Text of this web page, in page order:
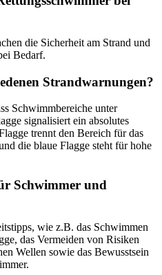
die Sicherheit am Strand und
Bedarf.
Strandwarnungen?
Schwimmbereiche unter
signalisiert ein absolutes
trennt den Bereich für das
die blaue Flagge steht für hohe
Schwimmer und
wie z.B. das Schwimmen
das Vermeiden von Risiken
Wellen sowie das Bewusstsein